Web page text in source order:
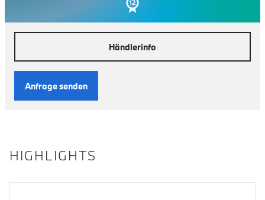
Händlerinfo
Anfrage senden
HIGHLIGHTS